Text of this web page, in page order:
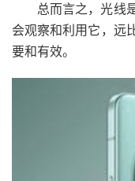
总而言之，光线
会观察和利用它，远
要和有效。